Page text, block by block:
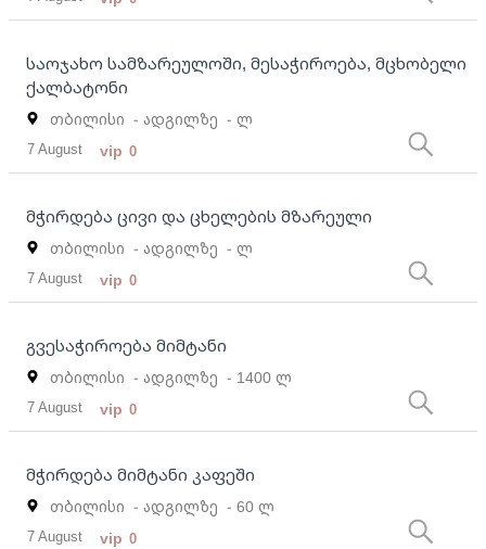
საოჯახო სამზარეულოში, მესაჭიროება, მცხობელი
ქალბატონი
თბილისი - ადგილზე - ლ
7 August vip 0
მჭირდება ცივი და ცხელების მზარეული
თბილისი - ადგილზე - ლ
7 August vip 0
გვესაჭიროება მიმტანი
თბილისი - ადგილზე - 1400 ლ
7 August vip 0
მჭირდება მიმტანი კაფეში
თბილისი - ადგილზე - 60 ლ
7 August vip 0